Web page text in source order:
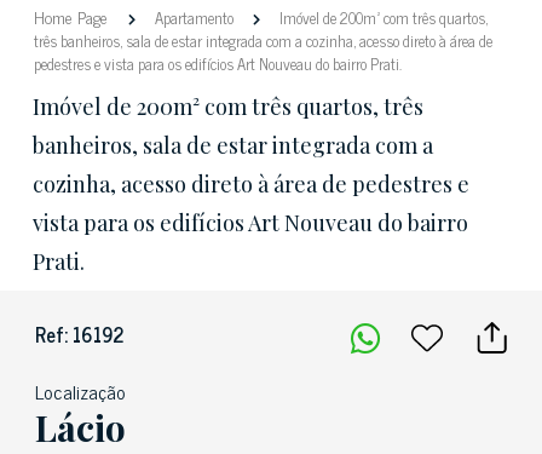
Home Page Apartamento
Imóvel de 200m² com três quartos,
três banheiros, sala de estar integrada com a cozinha, acesso direto à área de
pedestres e vista para os edifícios Art Nouveau do bairro Prati.
Imóvel de 200m² com três quartos, três
banheiros, sala de estar integrada com a
cozinha, acesso direto à área de pedestres e
vista para os edifícios Art Nouveau do bairro
Prati.
Ref: 16192
Localização
Lácio